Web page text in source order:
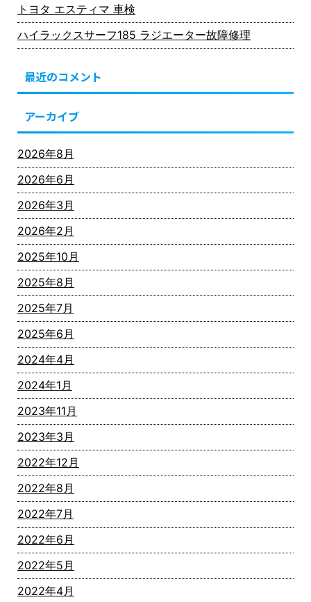
トヨタ エスティマ 車検
ハイラックスサーフ185 ラジエーター故障修理
最近のコメント
アーカイブ
2026年8月
2026年6月
2026年3月
2026年2月
2025年10月
2025年8月
2025年7月
2025年6月
2024年4月
2024年1月
2023年11月
2023年3月
2022年12月
2022年8月
2022年7月
2022年6月
2022年5月
2022年4月